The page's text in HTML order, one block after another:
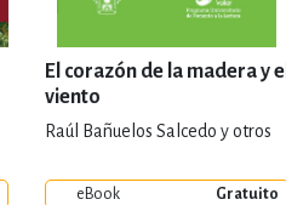
El corazón de la madera y el
viento
Raúl Bañuelos Salcedo y otros
eBook Gratuito